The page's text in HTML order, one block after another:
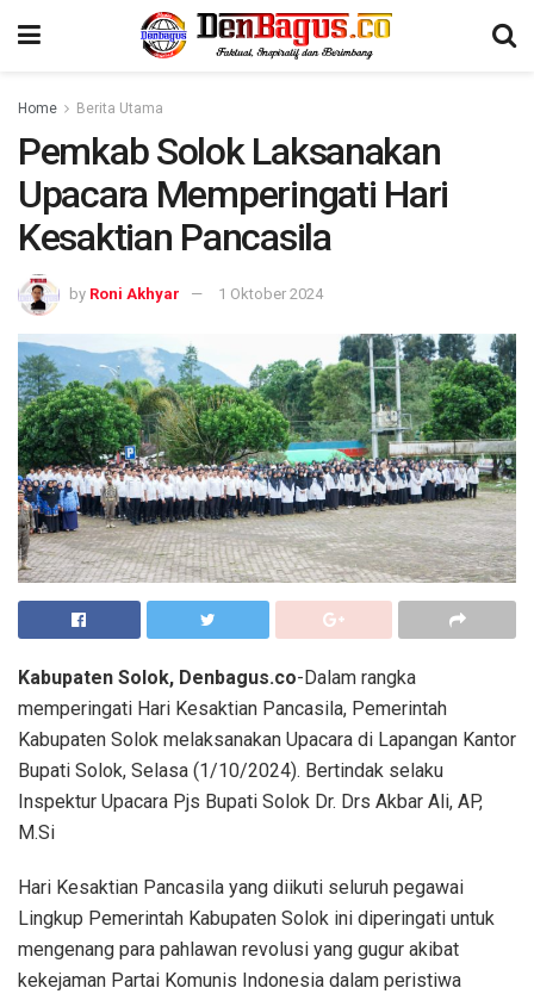
Home Berita Utama
Pemkab Solok Laksanakan
Upacara Memperingati Hari
Kesaktian Pancasila
by Roni Akhyar 1 Oktober 2024
Kabupaten Solok, Denbagus.co-Dalam rangka
memperingati Hari Kesaktian Pancasila, Pemerintah
Kabupaten Solok melaksanakan Upacara di Lapangan Kantor
Bupati Solok, Selasa (1/10/2024). Bertindak selaku
Inspektur Upacara Pjs Bupati Solok Dr. Drs Akbar Ali, AP,
M.Si
Hari Kesaktian Pancasila yang diikuti seluruh pegawai
Lingkup Pemerintah Kabupaten Solok ini diperingati untuk
mengenang para pahlawan revolusi yang gugur akibat
kekejaman Partai Komunis Indonesia dalam peristiwa